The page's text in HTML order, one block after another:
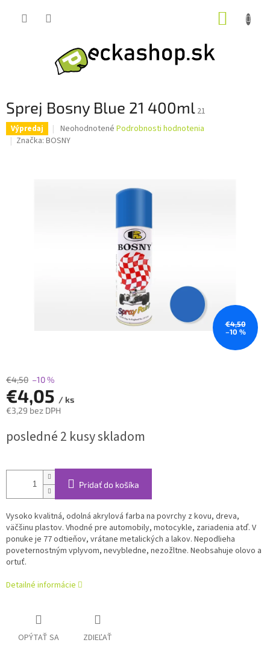
Sprej Bosny Blue 21 400ml 21
Výpredaj
Priemerné
hodnotenie
Neohodnotené Podrobnosti hodnotenia
Značka: BOSNY
€4,50
–10 %
€4,50 –10 %
€4,05 / ks
€3,29 bez DPH
cena:
posledné 2 kusy skladom
Pridať do košíka
Vysoko kvalitná, odolná akrylová farba na povrchy z kovu, dreva,
väčšinu plastov. Vhodné pre automobily, motocykle, zariadenia atď. V
ponuke je 77 odtieňov, vrátane metalických a lakov. Nepodlieha
poveternostným vplyvom, nevybledne, nezožltne. Neobsahuje olovo a
ortuť.
Detailné informácie
OPÝTAŤ SA ZDIEĽAŤ